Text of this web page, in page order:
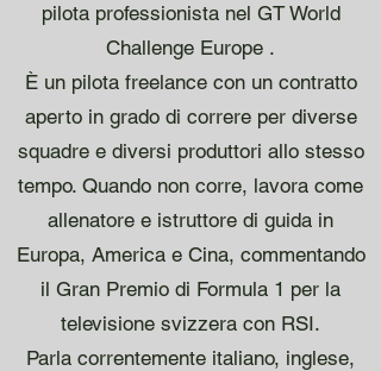
pilota professionista nel GT World
Challenge Europe .
È un pilota freelance con un contratto
aperto in grado di correre per diverse
squadre e diversi produttori allo stesso
tempo. Quando non corre, lavora come
allenatore e istruttore di guida in
Europa, America e Cina, commentando
il Gran Premio di Formula 1 per la
televisione svizzera con RSI.
Parla correntemente italiano, inglese,